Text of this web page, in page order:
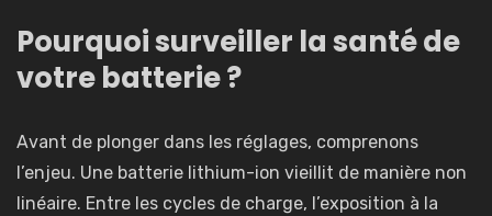
Pourquoi surveiller la santé de
votre batterie ?
Avant de plonger dans les réglages, comprenons
l’enjeu. Une batterie lithium-ion vieillit de manière non
linéaire. Entre les cycles de charge, l’exposition à la